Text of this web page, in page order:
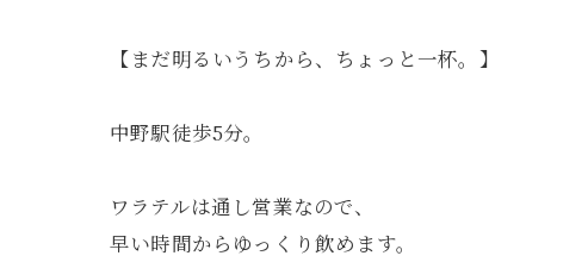
【まだ明るいうちから、ちょっと一杯。】
中野駅徒歩5分。
ワラテルは通し営業なので、
早い時間からゆっくり飲めます。